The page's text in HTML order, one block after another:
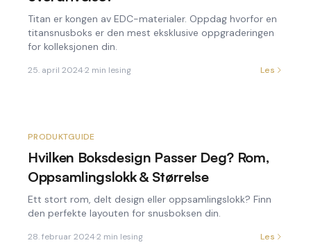
Titan er kongen av EDC-materialer. Oppdag hvorfor en
titansnusboks er den mest eksklusive oppgraderingen
for kolleksjonen din.
25. april 2024·2 min lesing Les
PRODUKTGUIDE
Hvilken Boksdesign Passer Deg? Rom,
Oppsamlingslokk & Størrelse
Ett stort rom, delt design eller oppsamlingslokk? Finn
den perfekte layouten for snusboksen din.
28. februar 2024·2 min lesing Les